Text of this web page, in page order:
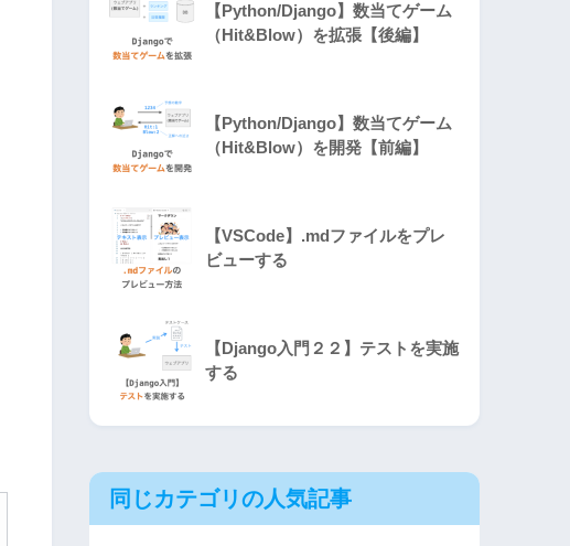
【Python/Django】数当てゲーム
（Hit&Blow）を拡張【後編】
【Python/Django】数当てゲーム
（Hit&Blow）を開発【前編】
【VSCode】.mdファイルをプレ
ビューする
【Django入門２２】テストを実施
する
同じカテゴリの人気記事